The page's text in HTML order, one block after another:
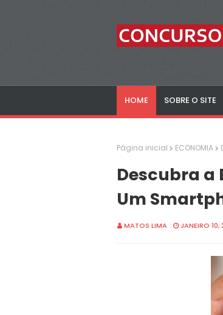
HOME SOBRE O SITE
Página inicial ECONOMIA
Descubra a
Um
MATOS LIMA JANEIRO 10,